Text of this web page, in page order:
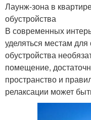
Лаунж-зона в
обустройства
В современных
уделяться местам
обустройства
помещение,
пространство и
релаксации может